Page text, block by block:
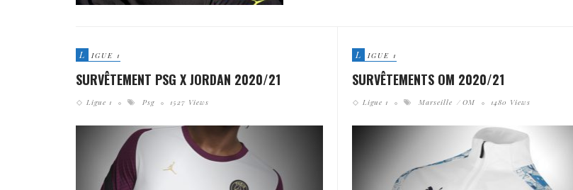
L IGUE 1
SURVÊTEMENT PSG X JORDAN 2020/21
Ligue 1 Psg 1527 Views
L IGUE 1
SURVÊTEMENTS OM 2020/21
Ligue 1 Marseille OM 1480 Views